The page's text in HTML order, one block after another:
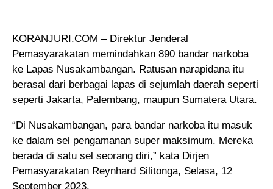
KORANJURI.COM – Direktur Jenderal
Pemasyarakatan memindahkan 890 bandar narkoba
ke Lapas Nusakambangan. Ratusan narapidana itu
berasal dari berbagai lapas di sejumlah daerah seperti
seperti Jakarta, Palembang, maupun Sumatera Utara.
“Di Nusakambangan, para bandar narkoba itu masuk
ke dalam sel pengamanan super maksimum. Mereka
berada di satu sel seorang diri,” kata Dirjen
Pemasyarakatan Reynhard Silitonga, Selasa, 12
September 2023.